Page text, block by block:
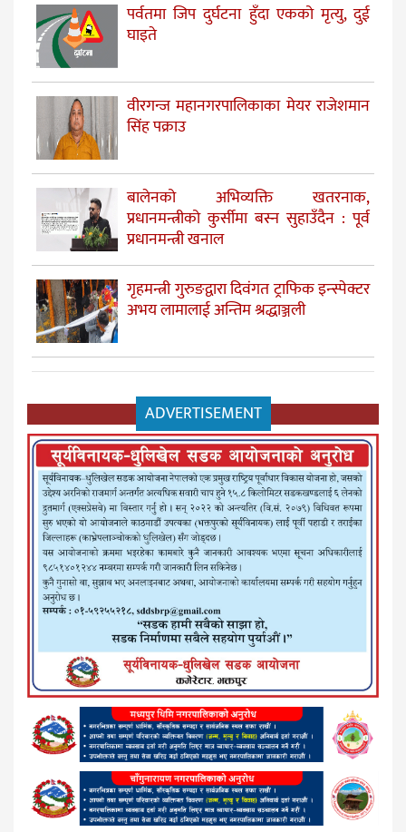
पर्वतमा जिप दुर्घटना हुँदा एकको मृत्यु, दुई
घाइते
वीरगन्ज महानगरपालिकाका मेयर राजेशमान
सिंह पक्राउ
बालेनको अभिव्यक्ति खतरनाक,
प्रधानमन्त्रीको कुर्सीमा बस्न सुहाउँदैन : पूर्व
प्रधानमन्त्री खनाल
गृहमन्त्री गुरुङद्वारा दिवंगत ट्राफिक इन्स्पेक्टर
अभय लामालाई अन्तिम श्रद्धाञ्जली
ADVERTISEMENT